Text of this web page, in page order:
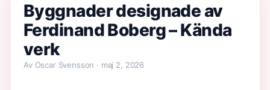
Byggnader designade av
Ferdinand Boberg – Kända
verk
Av Oscar Svensson · maj 2, 2026